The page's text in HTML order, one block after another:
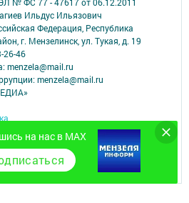
на нас в MAX
№ ФС 77 - 47617 от 06.12.2011
Ильдус Ильязович
Федерация, Республика
г. Мензелинск, ул. Тукая, д. 19
26-46
menzela@mail.ru
menzela@mail.ru
для персонализации сервисов и
отменить в настройках браузера.